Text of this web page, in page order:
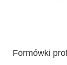
Formówki